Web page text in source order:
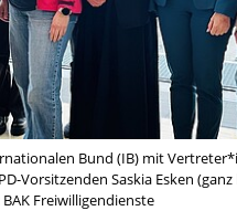
Bund (IB) mit
Vorsitzenden Saskia Esken
Freiwilligendienste